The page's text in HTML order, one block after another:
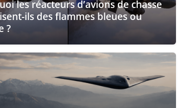
les réacteurs d’avions de chasse
ils des flammes bleues ou
?